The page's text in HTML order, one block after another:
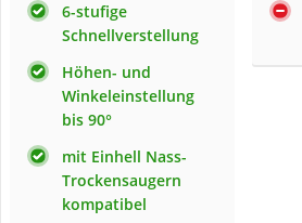
6-stufige
Schnellverstellung
Höhen- und
Winkeleinstellung
bis 90°
mit Einhell Nass-
Trockensaugern
kompatibel